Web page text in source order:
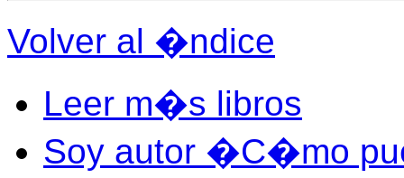
Volver al �ndice
Leer m�s libros
Soy autor �C�mo